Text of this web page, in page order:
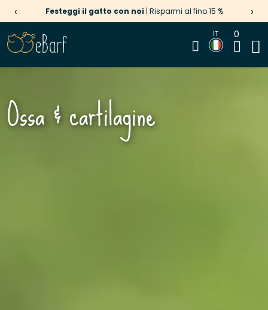
Menu Estivo per cani | Ideale per la stagione calda
‹ ›
IT 0
Ossa & cartilagine